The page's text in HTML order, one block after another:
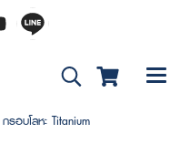
กรอบโลหะ Titanium